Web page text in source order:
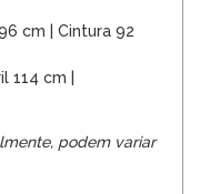
cm | Cintura 92
114 cm |
podem variar